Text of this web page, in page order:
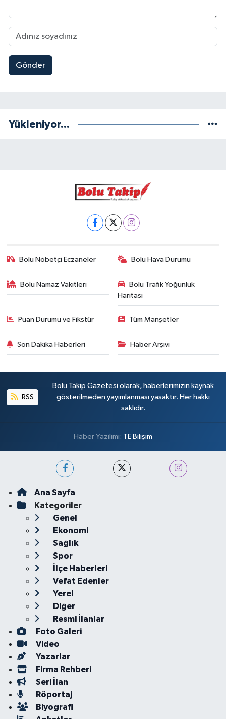
Gönder
Yükleniyor...
Bolu Nöbetçi Eczaneler Bolu Hava Durumu
Bolu Namaz Vakitleri
Bolu Trafik Yoğunluk
Haritası
Puan Durumu ve Fikstür Tüm Manşetler
Son Dakika Haberleri Haber Arşivi
RSS
Bolu Takip Gazetesi olarak, haberlerimizin kaynak
gösterilmeden yayımlanması yasaktır. Her hakkı
saklıdır.
Haber Yazılımı: TE Bilişim
Ana Sayfa
Kategoriler
Genel
Ekonomi
Sağlık
Spor
İlçe Haberleri
Vefat Edenler
Yerel
Diğer
Resmi İlanlar
Foto Galeri
Video
Yazarlar
Firma Rehberi
Seri İlan
Röportaj
Biyografi